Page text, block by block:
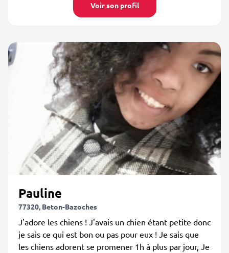
Voir son profil
Pauline
77320, Beton-Bazoches
J'adore les chiens ! J'avais un chien étant petite donc
je sais ce qui est bon ou pas pour eux ! Je sais que
les chiens adorent se promener 1h à plus par jour, Je